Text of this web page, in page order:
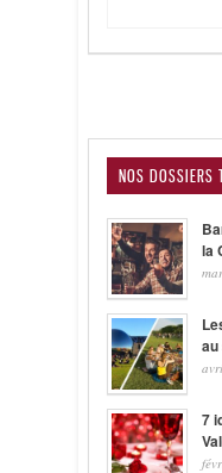
NOS DOSSIERS
la
7